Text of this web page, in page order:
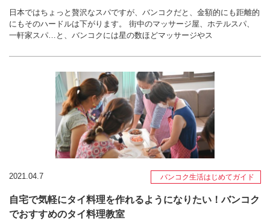
日本ではちょっと贅沢なスパですが、バンコクだと、金額的にも距離的
にもそのハードルは下がります。 街中のマッサージ屋、ホテルスパ、
一軒家スパ…と、バンコクには星の数ほどマッサージやス
2021.04.7 バンコク生活はじめてガイド
自宅で気軽にタイ料理を作れるようになりたい！バンコク
でおすすめのタイ料理教室